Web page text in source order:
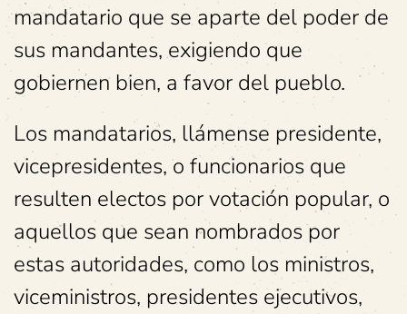
mandatario que se aparte del poder de
sus mandantes, exigiendo que
gobiernen bien, a favor del pueblo.
Los mandatarios, llámense presidente,
vicepresidentes, o funcionarios que
resulten electos por votación popular, o
aquellos que sean nombrados por
estas autoridades, como los ministros,
viceministros, presidentes ejecutivos,